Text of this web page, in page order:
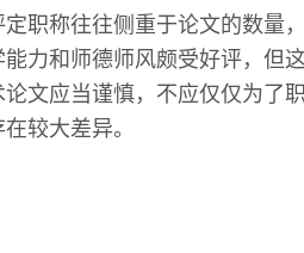
职称往往侧重于论文的数量
力和师德师风颇受好评，但
文应当谨慎，不应仅仅为了
较大差异。